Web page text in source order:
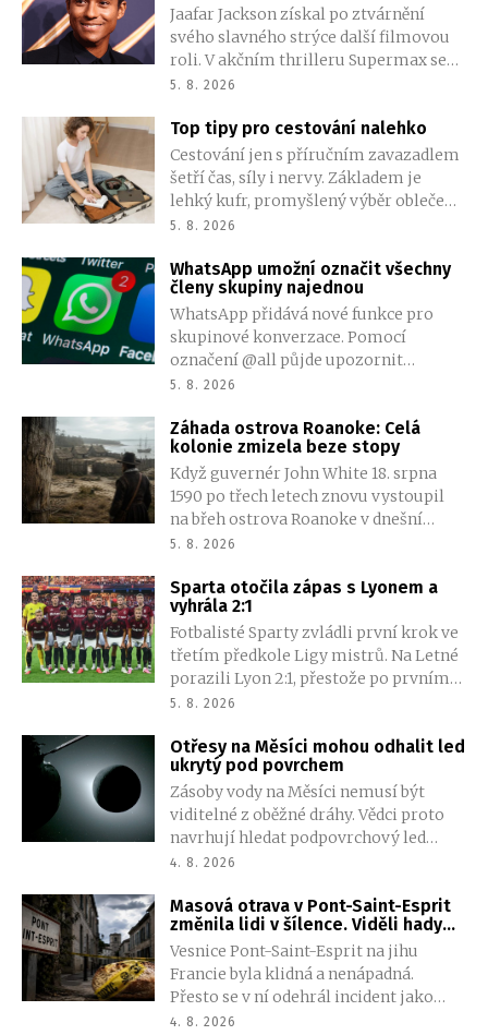
Jaafar Jackson získal po ztvárnění
svého slavného strýce další filmovou
roli. V akčním thrilleru Supermax se
objeví společně s Willem Smithem a
postavě zatím tvůrci tají.
5. 8. 2026
Top tipy pro cestování nalehko
Cestování jen s příručním zavazadlem
šetří čas, síly i nervy. Základem je
lehký kufr, promyšlený výběr oblečení
a omezení věcí, které balíme jen pro
znamená větší volnost při přesunech a
méně starostí na letištích, ve vlacích i v
ulicích měst. Jak si zabalit úsporně?
5. 8. 2026
WhatsApp umožní označit všechny
členy skupiny najednou
WhatsApp přidává nové funkce pro
skupinové konverzace. Pomocí
označení @all půjde upozornit
všechny členy najednou, změn se
skupin.
5. 8. 2026
Záhada ostrova Roanoke: Celá
kolonie zmizela beze stopy
Když guvernér John White 18. srpna
1590 po třech letech znovu vystoupil
na břeh ostrova Roanoke v dnešní
Severní Karolíně, čekalo ho mrazivé
do Anglie pro zásoby, stále stála.
Palisáda byla neporušená, domy
nezmizely a nikde nebyly patrné
známky násilí. Jen 117 mužů, žen a dětí,
které zde zanechal, bylo beze stopy
pryč.
5. 8. 2026
Sparta otočila zápas s Lyonem a
vyhrála 2:1
Fotbalisté Sparty zvládli první krok ve
třetím předkole Ligy mistrů. Na Letné
porazili Lyon 2:1, přestože po prvním
poločase prohrávali vlastním gólem
Matěj Ryneš a John Mercado.
5. 8. 2026
Otřesy na Měsíci mohou odhalit led
ukrytý pod povrchem
Zásoby vody na Měsíci nemusí být
viditelné z oběžné dráhy. Vědci proto
navrhují hledat podpovrchový led
pomocí seismických vln, které se ve
materiálu. Metoda by mohla pomoci
při přípravě budoucích pilotovaných
misí.
4. 8. 2026
Masová otrava v Pont-Saint-Esprit
změnila lidi v šílence. Viděli hady
vylézající z břicha
Vesnice Pont-Saint-Esprit na jihu
Francie byla klidná a nenápadná.
Přesto se v ní odehrál incident jako
vystřižený z hororového filmu. Stovky
4. 8. 2026